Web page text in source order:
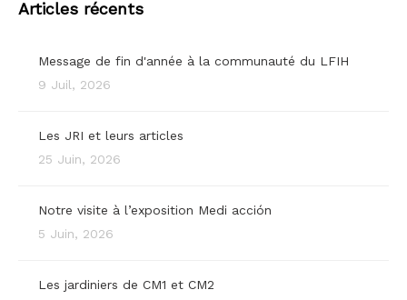
Articles récents
Message de fin d'année à la communauté du LFIH
9 Juil, 2026
Les JRI et leurs articles
25 Juin, 2026
Notre visite à l’exposition Medi acción
5 Juin, 2026
Les jardiniers de CM1 et CM2